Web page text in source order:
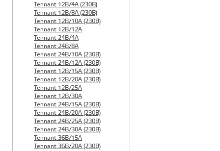
Tennant 12B/4A (230B)
Tennant 12B/8A (230B)
Tennant 12B/10A (230B)
Tennant 12B/12A
Tennant 24B/4A
Tennant 24B/8A
Tennant 24B/10A (230B)
Tennant 24B/12A (230B)
Tennant 12B/15A (230B)
Tennant 12B/20A (230B)
Tennant 12B/25A
Tennant 12B/30A
Tennant 24B/15A (230B)
Tennant 24B/20A (230B)
Tennant 24B/25A (230B)
Tennant 24B/30A (230B)
Tennant 36B/15A
Tennant 36B/20A (230B)